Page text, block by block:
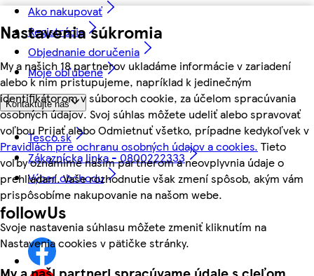
Nastavenia súkromia
My a našich 18 partnerov ukladáme informácie v zariadení
alebo k nim pristupujeme, napríklad k jedinečným
identifikátorom v súboroch cookie, za účelom spracúvania
osobných údajov. Svoj súhlas môžete udeliť alebo spravovať
voľbou Prijať alebo Odmietnuť všetko, prípadne kedykoľvek v
Pravidlách pre ochranu osobných údajov a cookies. Tieto
voľby oznámime našim partnerom a neovplyvnia údaje o
prehliadaní. Vaše rozhodnutie však zmení spôsob, akým vám
prispôsobíme nakupovanie na našom webe.
Svoje nastavenia súhlasu môžete zmeniť kliknutím na
Nastavenia cookies v pätičke stránky.
Ako nakupovať
Registrácia
Objednanie doručenia
Moje obľúbené
Kontaktujte nás
Tesco.sk
Zákaznícka linka - 0800222333
Výber obchodu
followUs